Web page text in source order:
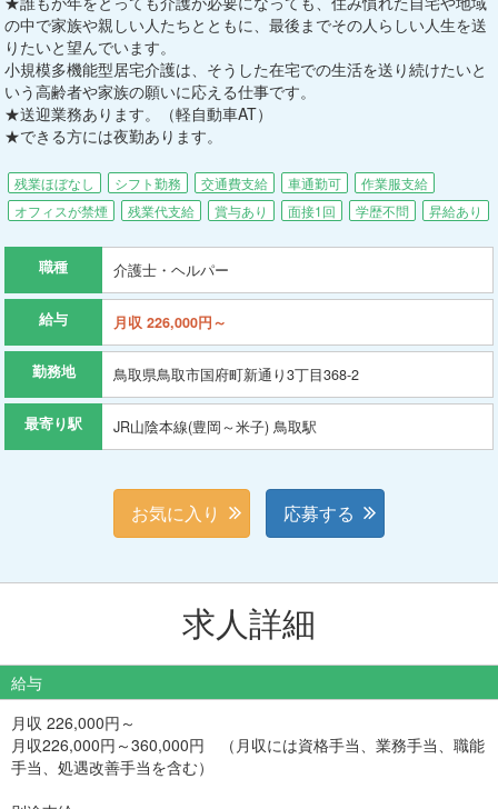
の中で家族や親しい人たちとともに、最後までその人らしい人生を送
りたいと望んでいます。
小規模多機能型居宅介護は、そうした在宅での生活を送り続けたいと
いう高齢者や家族の願いに応える仕事です。
★送迎業務あります。（軽自動車AT）
★できる方には夜勤あります。
残業ほぼなし シフト勤務 交通費支給 車通勤可
作業服支給
オフィスが禁煙
残業代支給 賞与あり 面接1回 学歴不問 昇給あり
職種 介護士・ヘルパー
給与 月収 226,000円～
勤務地 鳥取県鳥取市国府町新通り3丁目368-2
最寄り駅 JR山陰本線(豊岡～米子) 鳥取駅
お気に入り 応募する
求人詳細
給与
月収 226,000円～
月収226,000円～360,000円 （月収には資格手当、業務手当、職能
手当、処遇改善手当を含む）